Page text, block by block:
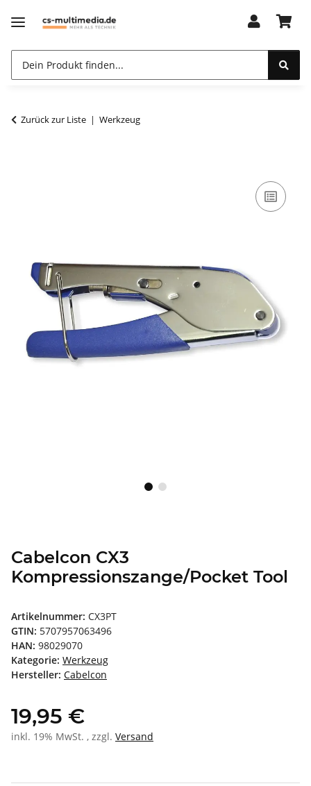
Zurück zur Liste Werkzeug
Cabelcon CX3
Kompressionszange/Pocket Tool
Artikelnummer: CX3PT
GTIN: 5707957063496
HAN: 98029070
Kategorie: Werkzeug
Hersteller: Cabelcon
19,95 €
inkl. 19% MwSt. , zzgl. Versand